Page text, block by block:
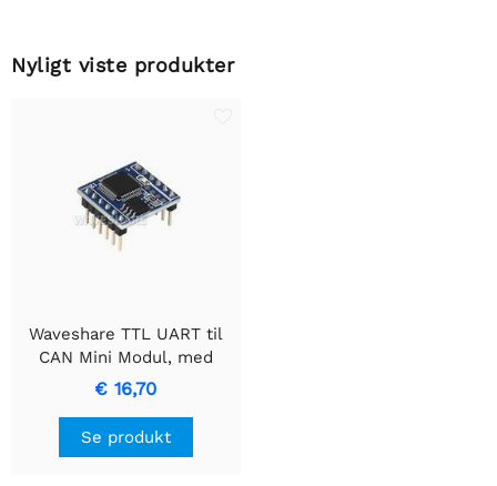
Nyligt viste produkter
Waveshare TTL UART til
CAN Mini Modul, med
TTL- og CAN-
konverteringsprotokol,
understøtter to-vejs
sending og modtagelse
€ 16,70
Se produkt